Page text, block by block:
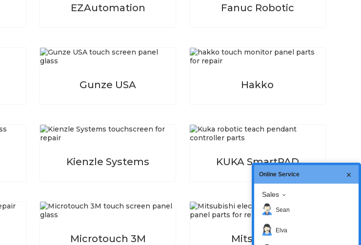
EZAutomation Fanuc Robotic
Gunze USA Hakko
Kienzle Systems KUKA SmartPAD
Microtouch 3M Mitsubishi
Online Service
Sales
Sean
Elva